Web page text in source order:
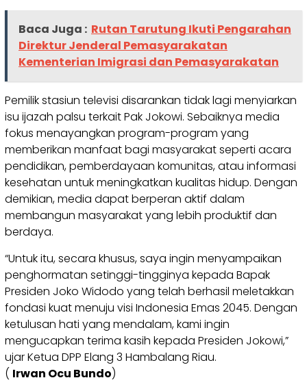
Baca Juga : Rutan Tarutung Ikuti Pengarahan
Direktur Jenderal Pemasyarakatan
Kementerian Imigrasi dan Pemasyarakatan
Pemilik stasiun televisi disarankan tidak lagi menyiarkan
isu ijazah palsu terkait Pak Jokowi. Sebaiknya media
fokus menayangkan program-program yang
memberikan manfaat bagi masyarakat seperti acara
pendidikan, pemberdayaan komunitas, atau informasi
kesehatan untuk meningkatkan kualitas hidup. Dengan
demikian, media dapat berperan aktif dalam
membangun masyarakat yang lebih produktif dan
berdaya.
“Untuk itu, secara khusus, saya ingin menyampaikan
penghormatan setinggi-tingginya kepada Bapak
Presiden Joko Widodo yang telah berhasil meletakkan
fondasi kuat menuju visi Indonesia Emas 2045. Dengan
ketulusan hati yang mendalam, kami ingin
mengucapkan terima kasih kepada Presiden Jokowi,”
ujar Ketua DPP Elang 3 Hambalang Riau.
( Irwan Ocu Bundo)